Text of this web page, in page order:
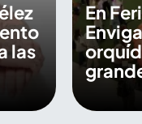
las
En